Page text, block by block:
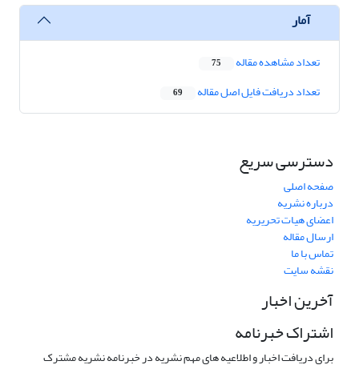
آمار
تعداد مشاهده مقاله 75
تعداد دریافت فایل اصل مقاله 69
دسترسی سریع
صفحه اصلی
درباره نشریه
اعضای هیات تحریریه
ارسال مقاله
تماس با ما
نقشه سایت
آخرین اخبار
اشتراک خبرنامه
برای دریافت اخبار و اطلاعیه های مهم نشریه در خبرنامه نشریه مشترک